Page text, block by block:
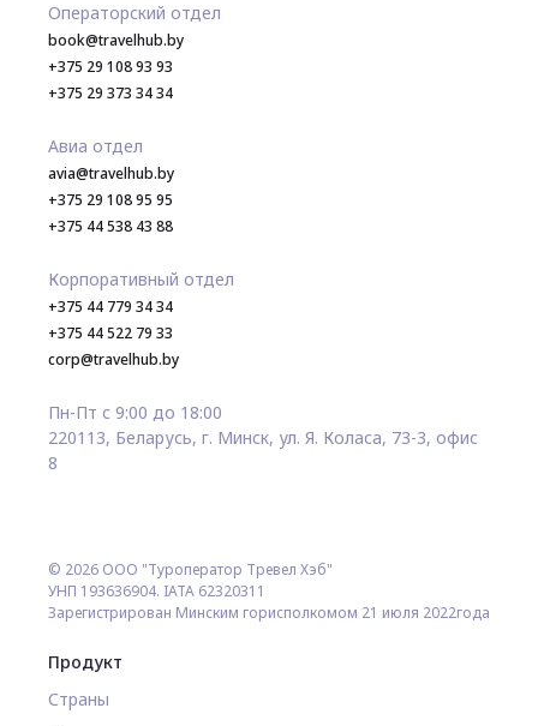
Операторский отдел
book@travelhub.by
+375 29 108 93 93
+375 29 373 34 34
Авиа отдел
avia@travelhub.by
+375 29 108 95 95
+375 44 538 43 88
Корпоративный отдел
+375 44 779 34 34
+375 44 522 79 33
corp@travelhub.by
Пн-Пт с 9:00 до 18:00
220113, Беларусь, г. Минск, ул. Я. Коласа, 73-3, офис
8
© 2026 ООО "Туроператор Тревел Хэб"
УНП 193636904. IATA 62320311
Зарегистрирован Минским горисполкомом 21 июля 2022года
Продукт
Страны